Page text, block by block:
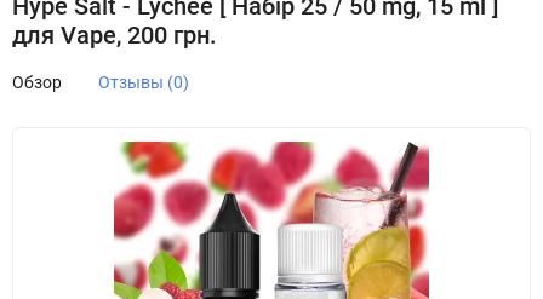
Hype Salt - Lychee [ Набір 25 / 50 mg, 15 ml ]
для Vape, 200 грн.
Обзор Отзывы (0)